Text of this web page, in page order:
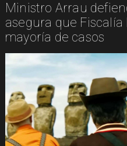
Ministro Arrau
asegura que
mayoría de casos